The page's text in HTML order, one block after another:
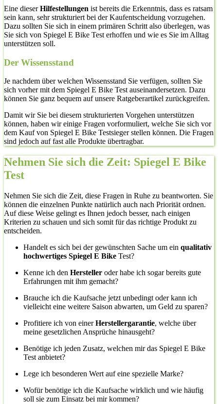
Eine dieserHilfestellungen ist bereits die Erkenntnis, dass es ratsam
sein kann, sehr strukturiert bei der Kaufentscheidung vorzugehen.
Dazu sollten Sie sich in einem primären Schritt also überlegen, was
Sie sich von Spiegel E Bike Test erhoffen und wie es Sie im Alltag
unterstützen soll.
Der Wissensstand
Je nachdem über welchen Wissensstand Sie verfügen, sollten Sie
sich vorher mit dem Spiegel E Bike Test auseinandersetzen. Dazu
können Sie ganz bequem auf unsere Ratgeberartikel zurückgreifen.
Damit wir Sie bei diesem strukturierten Vorgehen unterstützen
können, haben wir einige Fragen vorformuliert, welche Sie sich vor
dem Kauf von Spiegel E Bike Testsieger stellen können. Die Fragen
sind jedoch auf fast alle Produkte übertragbar.
Nehmen Sie sich die Zeit: Spiegel E Bike
Test
Nehmen Sie sich die Zeit, diese Fragen in Ruhe zu beantworten. Sie
können die einzelnen Punkte natürlich auch nach Priorität ordnen.
Auf diese Weise gelingt es Ihnen jedoch besser, nach einigen
Kriterien zu schauen und sich somit für das richtige Produkt zu
entscheiden.
Handelt es sich bei der gewünschten Sache um ein qualitativ
hochwertiges Spiegel E Bike Test?
Kenne ich den Hersteller oder habe ich sogar bereits gute
Erfahrungen mit ihm gemacht?
Brauche ich die Kaufsache jetzt unbedingt oder kann ich
vielleicht eine weitere Saison abwarten, um Geld zu sparen?
Profitiere ich von einerHerstellergarantie, welche über
meine gesetzlichen Ansprüche hinausgeht?
Benötige ich jeden Zusatz, welchen mir das Spiegel E Bike
Test anbietet?
Lege ich besonderen Wert auf eine spezielle Marke?
Wofür benötige ich die Kaufsache wirklich und wie häufig
soll sie zum Einsatz bei mir kommen?